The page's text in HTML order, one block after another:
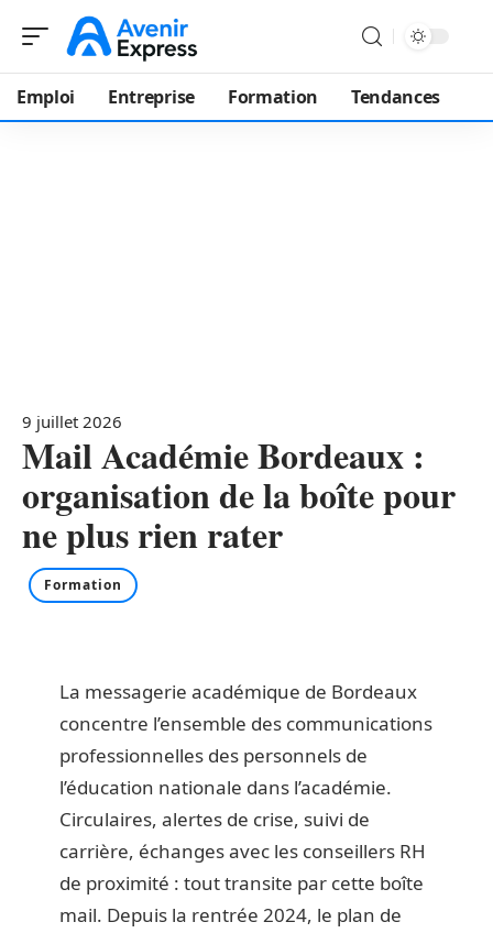
Emploi Entreprise Formation Tendances
9 juillet 2026
Mail Académie Bordeaux :
organisation de la boîte pour
ne plus rien rater
Formation
La messagerie académique de Bordeaux
concentre l’ensemble des communications
professionnelles des personnels de
l’éducation nationale dans l’académie.
Circulaires, alertes de crise, suivi de
carrière, échanges avec les conseillers RH
de proximité : tout transite par cette boîte
mail. Depuis la rentrée 2024, le plan de